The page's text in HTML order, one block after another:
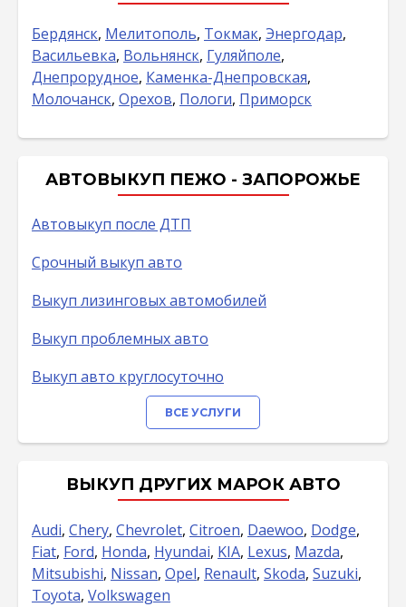
Бердянск, Мелитополь, Токмак, Энергодар,
Васильевка, Вольнянск, Гуляйполе,
Днепрорудное, Каменка-Днепровская,
Молочанск, Орехов, Пологи, Приморск
АВТОВЫКУП ПЕЖО - ЗАПОРОЖЬЕ
Автовыкуп после ДТП
Срочный выкуп авто
Выкуп лизинговых автомобилей
Выкуп проблемных авто
Выкуп авто круглосуточно
ВСЕ УСЛУГИ
ВЫКУП ДРУГИХ МАРОК АВТО
Audi, Chery, Chevrolet, Citroen, Daewoo, Dodge,
Fiat, Ford, Honda, Hyundai, KIA, Lexus, Mazda,
Mitsubishi, Nissan, Opel, Renault, Skoda, Suzuki,
Toyota, Volkswagen